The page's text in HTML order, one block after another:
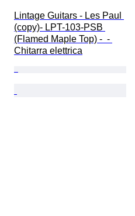
Lintage Guitars - Les Paul
(copy)- LPT-103-PSB
(Flamed Maple Top) -  -
Chitarra elettrica